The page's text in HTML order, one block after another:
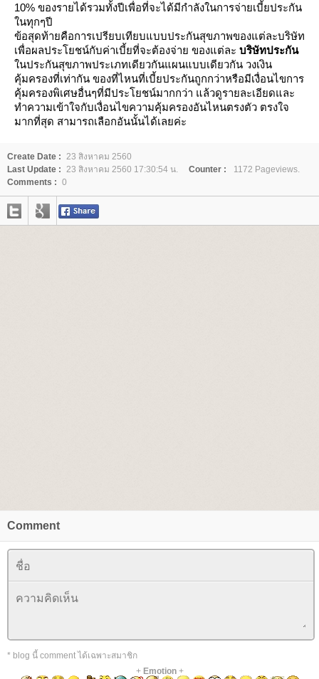
10% ของรายได้รวมทั้งปีเพื่อที่จะได้มีกำลังในการจ่ายเบี้ยประกัน
นทุกๆปี
ข้อสุดท้ายคือการเปรียบเทียบแบบประกันสุขภาพของแต่ละบริษัท
เพื่อผลประโยชน์กับค่าเบี้ยที่จะต้องจ่าย ของแต่ละ บริษัทประกัน
นประกันสุขภาพประเภทเดียวกันแผนแบบเดียวกัน วงเงิน
คุ้มครองที่เท่ากัน ของที่ไหนที่เบี้ยประกันถูกกว่าหรือมีเงื่อนไขการ
คุ้มครองพิเศษอื่นๆที่มีประโยชน์มากกว่า แล้วดูรายละเอียดและ
ทำความเข้าใจกับเงื่อนไขความคุ้มครองอันไหนตรงตัว ตรงใจ
มากที่สุด สามารถเลือกอันนั้นได้เลยค่ะ
Create Date : 23 สิงหาคม 2560
Last Update : 23 สิงหาคม 2560 17:30:54 น. Counter :
1172 Pageviews.
Comments : 0
Comment
* blog นี้ comment ได้เฉพาะสมาชิก
+ Emotion+